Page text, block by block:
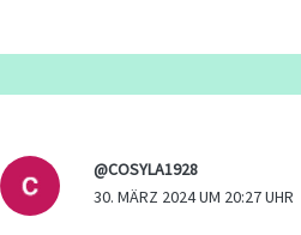
@COSYLA1928
30. MÄRZ 2024 UM 20:27 UHR